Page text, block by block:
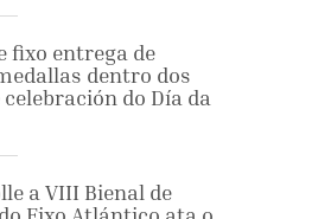
fixo entrega de
dentro dos
do Día da
a VIII Bienal de